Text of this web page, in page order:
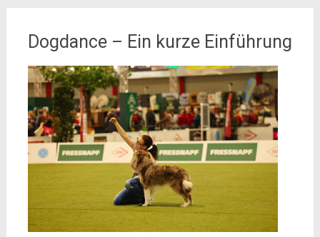
Dogdance – Ein kurze Einführung